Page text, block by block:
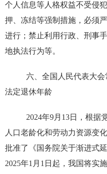
个人信息等人格权益不受侵
押、冻结等强制措施，必须
进行；禁止利用行政、刑事
地执法行为等。
六、全国人民代表大
法定退休年龄
2024年9月13日，根据
人口老龄化和劳动力资源变
批准了《国务院关于渐进式
2025年1月1日起，我国将实